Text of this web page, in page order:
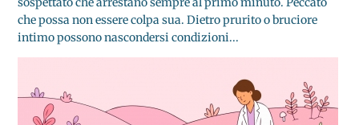
che possa non essere colpa sua. Dietro prurito o bruciore
intimo possono nascondersi condizioni...